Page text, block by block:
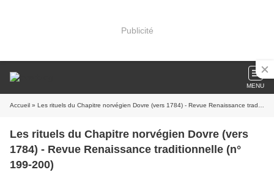
Publicité
MENU
Accueil » Les rituels du Chapitre norvégien Dovre (vers 1784) - Revue Renaissance traditionnelle (n° 199-200)
Les rituels du Chapitre norvégien Dovre (vers
1784) - Revue Renaissance traditionnelle (n°
199-200)